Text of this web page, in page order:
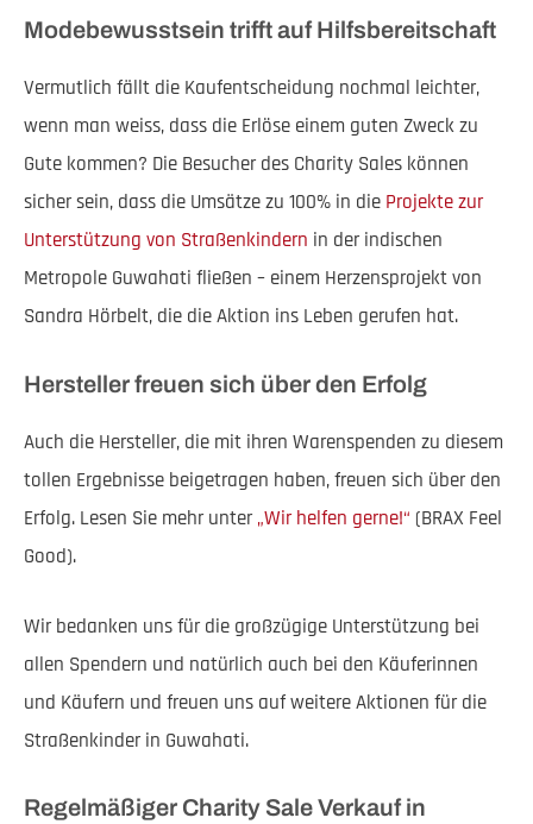
Modebewusstsein trifft auf Hilfsbereitschaft
Vermutlich fällt die Kaufentscheidung nochmal leichter,
wenn man weiss, dass die Erlöse einem guten Zweck zu
Gute kommen? Die Besucher des Charity Sales können
sicher sein, dass die Umsätze zu 100% in die Projekte zur
Unterstützung von Straßenkindern in der indischen
Metropole Guwahati fließen – einem Herzensprojekt von
Sandra Hörbelt, die die Aktion ins Leben gerufen hat.
Hersteller freuen sich über den Erfolg
Auch die Hersteller, die mit ihren Warenspenden zu diesem
tollen Ergebnisse beigetragen haben, freuen sich über den
Erfolg. Lesen Sie mehr unter „Wir helfen gerne!“ (BRAX Feel
Good).
Wir bedanken uns für die großzügige Unterstützung bei
allen Spendern und natürlich auch bei den Käuferinnen
und Käufern und freuen uns auf weitere Aktionen für die
Straßenkinder in Guwahati.
Regelmäßiger Charity Sale Verkauf in